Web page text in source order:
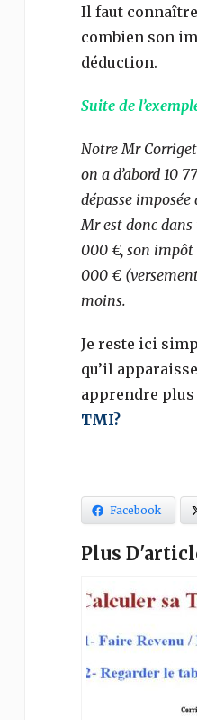
Il faut
combien son
déduction.
Suite de
Notre Mr
on a d’abord 10
dépasse
Mr est donc
000 €, son impôt
000 €
moins.
Je reste ici
qu’il
apprendre plus
TMI?
Facebook
Plus